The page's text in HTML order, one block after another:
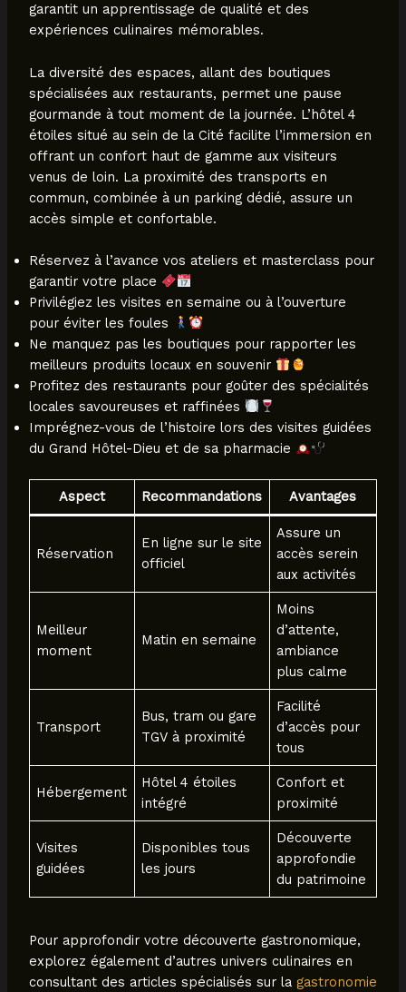
garantit un apprentissage de qualité et des
expériences culinaires mémorables.
La diversité des espaces, allant des boutiques
spécialisées aux restaurants, permet une pause
gourmande à tout moment de la journée. L’hôtel 4
étoiles situé au sein de la Cité facilite l’immersion en
offrant un confort haut de gamme aux visiteurs
venus de loin. La proximité des transports en
commun, combinée à un parking dédié, assure un
accès simple et confortable.
Réservez à l’avance vos ateliers et masterclass pour
garantir votre place
Privilégiez les visites en semaine ou à l’ouverture
pour éviter les foules
Ne manquez pas les boutiques pour rapporter les
meilleurs produits locaux en souvenir
Profitez des restaurants pour goûter des spécialités
locales savoureuses et raffinées
Imprégnez-vous de l’histoire lors des visites guidées
du Grand Hôtel-Dieu et de sa pharmacie
Aspect Recommandations Avantages
Réservation
En ligne sur le site
officiel
Assure un
accès serein
aux activités
Meilleur
moment
Matin en semaine
Moins
d’attente,
ambiance
plus calme
Transport
Bus, tram ou gare
TGV à proximité
Facilité
d’accès pour
tous
Hébergement
Hôtel 4 étoiles
intégré
Confort et
proximité
Visites
guidées
Disponibles tous
les jours
Découverte
approfondie
du patrimoine
Pour approfondir votre découverte gastronomique,
explorez également d’autres univers culinaires en
consultant des articles spécialisés sur la gastronomie